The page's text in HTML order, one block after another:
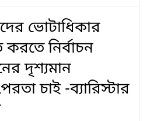
ভোটাধিকার
করতে নির্বাচন
দৃশ‍্যমান
চাই -ব্যারিস্টার